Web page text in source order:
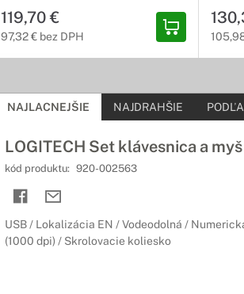
119,70 €
97,32 € bez DPH
NAJLACNEJŠIE NAJDRAHŠIE
LOGITECH Set klávesnica a
kód produktu: 920-002563
USB / Lokalizácia EN / Vodeodolná /
(1000 dpi) / Skrolovacie koliesko